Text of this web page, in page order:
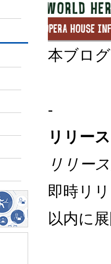
本ブロ
-
リリー
リリー
即時リ
以内に